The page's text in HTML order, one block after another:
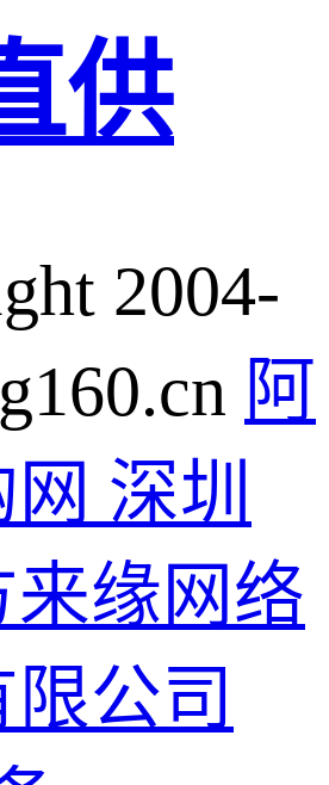
供
2004-
阿
深圳
来缘网络
公司